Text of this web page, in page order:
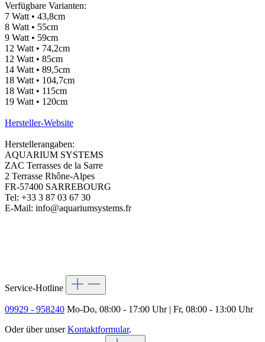
Verfügbare Varianten:
7 Watt • 43,8cm
8 Watt • 55cm
9 Watt • 59cm
12 Watt • 74,2cm
12 Watt • 85cm
14 Watt • 89,5cm
18 Watt • 104,7cm
18 Watt • 115cm
19 Watt • 120cm
Hersteller-Website
Herstellerangaben:
AQUARIUM SYSTEMS
ZAC Terrasses de la Sarre
2 Terrasse Rhône-Alpes
FR-57400 SARREBOURG
Tel: +33 3 87 03 67 30
E-Mail: info@aquariumsystems.fr
Service-Hotline
09929 - 958240 Mo-Do, 08:00 - 17:00 Uhr | Fr, 08:00 - 13:00 Uhr
Oder über unserKontaktformular.